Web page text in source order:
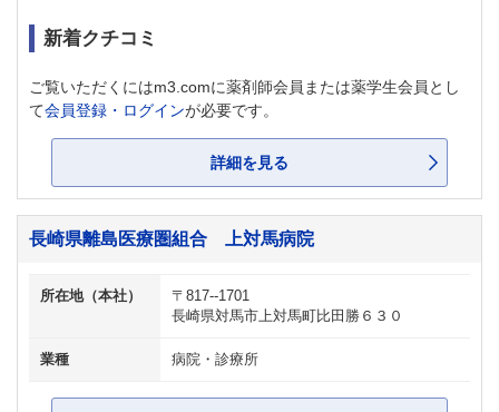
新着クチコミ
ご覧いただくにはm3.comに薬剤師会員または薬学生会員とし
て会員登録・ログインが必要です。
詳細を見る
長崎県離島医療圏組合 上対馬病院
所在地（本社）
〒817--1701
長崎県対馬市上対馬町比田勝６３０
業種 病院・診療所